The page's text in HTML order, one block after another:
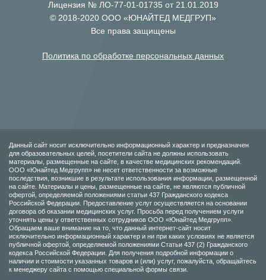
Лицензия № ЛО-77-01-01735 от 21.01.2019
© 2018-2020 ООО «ЮНАЙТЕД МЕДГРУП»
Все права защищены
Политика по обработке персональных данных
Данный сайт носит исключительно информационный характер и предназначен
для образовательных целей, посетители сайта не должны использовать
материалы, размещенные на сайте, в качестве медицинских рекомендаций.
ООО «Юнайтед Медгрупп» не несет ответственности за возможные
последствия, возникшие в результате использования информации, размещенной
на сайте. Материалы и цены, размещенные на сайте, не являются публичной
офертой, определяемой положениями статьи 437 Гражданского кодекса
Российской Федерации. Предоставление услуг осуществляется на основании
договора об оказании медицинских услуг. Просьба перед получением услуги
уточнять цены у ответственных сотрудников ООО «Юнайтед Медгрупп».
Обращаем ваше внимание на то, что данный интернет-сайт носит
исключительно информационный характер и ни при каких условиях не является
публичной офертой, определяемой положениями Статьи 437 (2) Гражданского
кодекса Российской Федерации. Для получения подробной информации о
наличии и стоимости указанных товаров и (или) услуг, пожалуйста, обращайтесь
к менеджеру сайта с помощью специальной формы связи.